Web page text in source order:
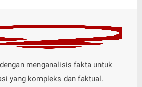
menganalisis fakta untuk
yang kompleks dan faktual.